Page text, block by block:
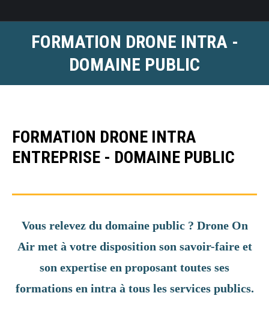
FORMATION DRONE INTRA -
DOMAINE PUBLIC
FORMATION DRONE INTRA
ENTREPRISE - DOMAINE PUBLIC
Vous relevez du domaine public ? Drone On
Air met à votre disposition son savoir-faire et
son expertise en proposant toutes ses
formations en intra à tous les services publics.